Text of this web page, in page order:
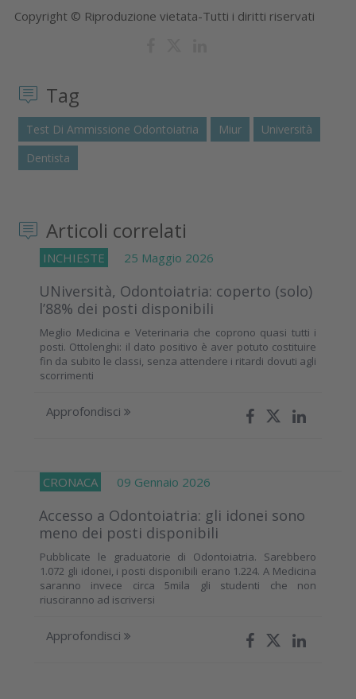
Copyright © Riproduzione vietata-Tutti i diritti riservati
Tag
Test Di Ammissione Odontoiatria Miur
Università
Dentista
Articoli correlati
INCHIESTE 25 Maggio 2026
UNiversità, Odontoiatria: coperto (solo)
l’88% dei posti disponibili
Meglio Medicina e Veterinaria che coprono quasi tutti i
posti. Ottolenghi: il dato positivo è aver potuto costituire
fin da subito le classi, senza attendere i ritardi dovuti agli
scorrimenti
Approfondisci
CRONACA 09 Gennaio 2026
Accesso a Odontoiatria: gli idonei sono
meno dei posti disponibili
Pubblicate le graduatorie di Odontoiatria. Sarebbero
1.072 gli idonei, i posti disponibili erano 1.224. A Medicina
saranno invece circa 5mila gli studenti che non
riusciranno ad iscriversi
Approfondisci